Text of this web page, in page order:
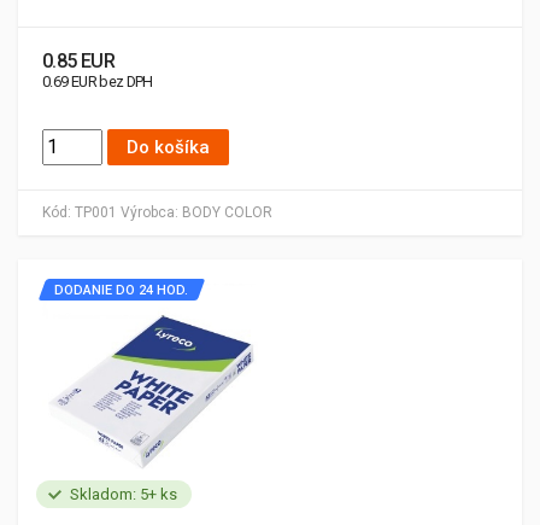
Kód: TP001 Výrobca: BODY COLOR
0.85 EUR
0.69 EUR bez DPH
Do košíka
Skladom: 5+ ks
DODANIE DO 24 HOD.